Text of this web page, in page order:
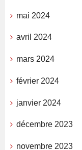
mai 2024
avril 2024
mars 2024
février 2024
janvier 2024
décembre 2023
novembre 2023